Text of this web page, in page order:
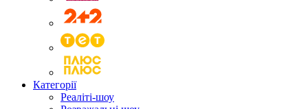
Категорії
Реаліті-шоу